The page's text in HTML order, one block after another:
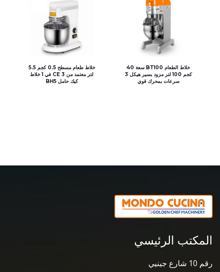
خلاط الطعام BT100 سعة 40
كجم 100 لتر مزود بسير هيكل 3
سرعات بمحرك قوي
خلاط طعام مسطح 0.5 كجم 5.5
لتر معتمد من CE 3 في 1 خلاط
كيك حامل BH5
المكتب الرئيسي
رقم 10 شارع جينيي